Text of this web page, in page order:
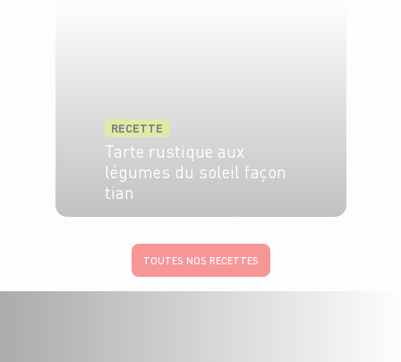
RECETTE
Tarte rustique aux
légumes du soleil façon
tian
TOUTES NOS RECETTES